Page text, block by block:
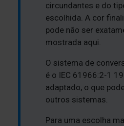
circundantes e do
escolhida. A cor
pode não ser
mostrada aqui.
O sistema de
é o IEC 61966:2-1
adaptado, o que
outros sistemas.
Para uma escolha